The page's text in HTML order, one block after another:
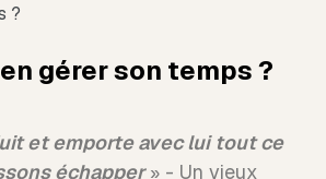
?
gérer son temps ?
et emporte avec lui tout ce
échapper» - Un vieux